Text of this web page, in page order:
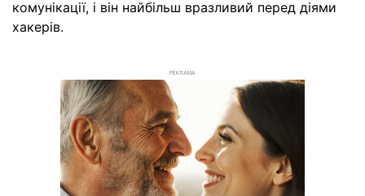
комунікації, і він найбільш вразливий перед діями
хакерів.
РЕКЛАМА